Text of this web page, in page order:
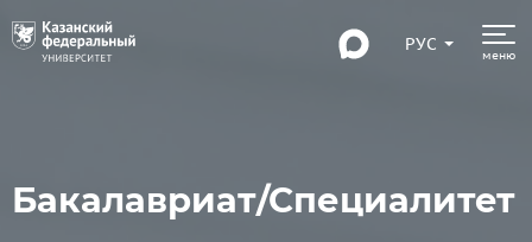
РУС
меню
Бакалавриат/Специалитет